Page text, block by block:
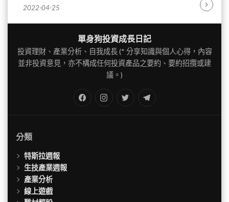
2022-04-25
單身狗投資成長日記
投資理財、產業分析、自我成長 (* 分享知識與個人心得，內容
並非投資意見，亦不構成任何投資產品之要約、要約招攬或建
議。)
Twitter
分類
特斯拉週報
生技產業週報
產業分析
線上遊戲